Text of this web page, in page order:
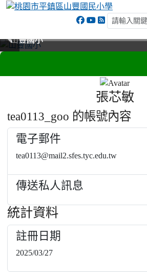
山豐國小
山豐國小
山豐國小
山豐國小
張芯敏
tea0113_goo 的帳號內容
電子郵件
tea0113@mail2.sfes.tyc.edu.tw
傳送私人訊息
統計資料
註冊日期
2025/03/27